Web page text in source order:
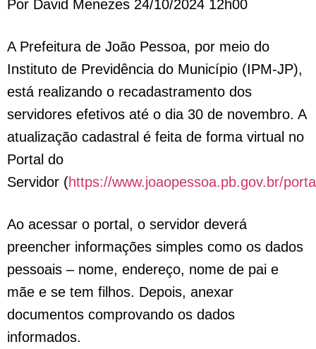
Por David Menezes 24/10/2024 12h00
A Prefeitura de João Pessoa, por meio do
Instituto de Previdência do Município (IPM-JP),
está realizando o recadastramento dos
servidores efetivos até o dia 30 de novembro. A
atualização cadastral é feita de forma virtual no
Portal do
Servidor (https://www.joaopessoa.pb.gov.br/
Ao acessar o portal, o servidor deverá
preencher informações simples como os dados
pessoais – nome, endereço, nome de pai e
mãe e se tem filhos. Depois, anexar
documentos comprovando os dados
informados.